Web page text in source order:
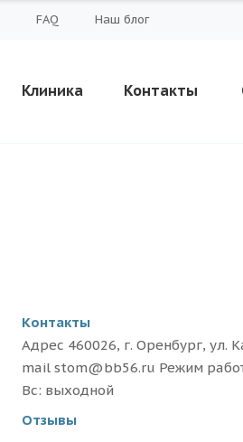
FAQ Наш блог
Клиника Контакты
Контакты
Адрес 460026, г. Оренбург, ул.
mail stom@bb56.ru Режим
Вс: выходной
Отзывы